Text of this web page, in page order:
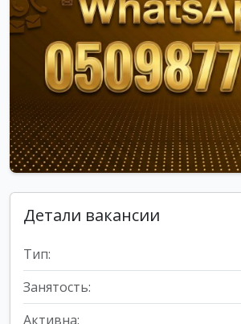
Детали вакансии
Тип:
Занятость:
Активна: